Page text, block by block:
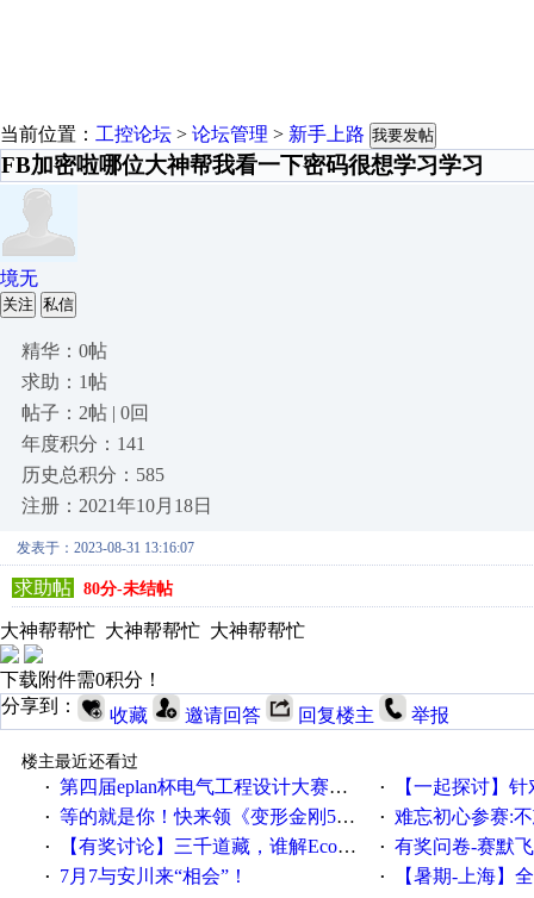
当前位置： 工控论坛 > 论坛管理 > 新手上路 我要发帖
FB加密啦哪位大神帮我看一下密码很想学习学习
境无
关注 私信
精华：0帖
求助：1帖
帖子：2帖 | 0回
年度积分：141
历史总积分：585
注册：2021年10月18日
发表于：2023-08-31 13:16:07
求助帖 80分-未结帖
大神帮帮忙 大神帮帮忙 大神帮帮忙
下载附件需0积分！
分享到：
收藏 邀请回答 回复楼主 举报
楼主最近还看过
· 第四届eplan杯电气工程设计大赛报名啦！！！ · 【一起探讨】针对机床业的
· 等的就是你！快来领《变形金刚5》观影券 · 难忘初心参赛:
· 【有奖讨论】三千道藏，谁解EcoStruxureMA领域之谜？ · 有奖问卷-赛默飞精细
· 7月7与安川来“相会”！ · 【暑期-上海】全国工业